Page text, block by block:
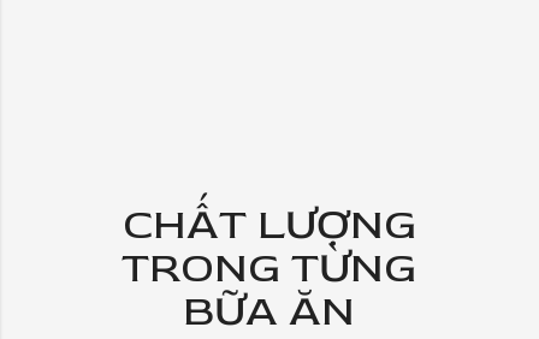
CHẤT LƯỢNG
TRONG TỪNG
BỮA ĂN